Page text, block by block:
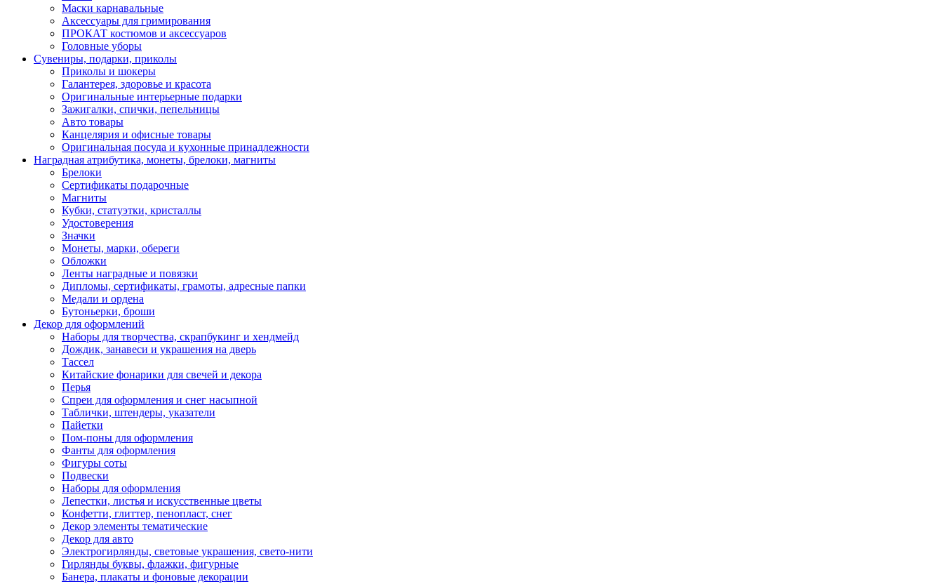
Маски карнавальные
Аксессуары для гримирования
ПРОКАТ костюмов и аксессуаров
Головные уборы
Сувениры, подарки, приколы
Приколы и шокеры
Галантерея, здоровье и красота
Оригинальные интерьерные подарки
Зажигалки, спички, пепельницы
Авто товары
Канцелярия и офисные товары
Оригинальная посуда и кухонные принадлежности
Наградная атрибутика, монеты, брелоки, магниты
Брелоки
Сертификаты подарочные
Магниты
Кубки, статуэтки, кристаллы
Удостоверения
Значки
Монеты, марки, обереги
Обложки
Ленты наградные и повязки
Дипломы, сертификаты, грамоты, адресные папки
Медали и ордена
Бутоньерки, броши
Декор для оформлений
Наборы для творчества, скрапбукинг и хендмейд
Дождик, занавеси и украшения на дверь
Тассел
Китайские фонарики для свечей и декора
Перья
Спреи для оформления и снег насыпной
Таблички, штендеры, указатели
Пайетки
Пом-поны для оформления
Фанты для оформления
Фигуры соты
Подвески
Наборы для оформления
Лепестки, листья и искусственные цветы
Конфетти, глиттер, пенопласт, снег
Декор элементы тематические
Декор для авто
Электрогирлянды, световые украшения, свето-нити
Гирлянды буквы, флажки, фигурные
Банера, плакаты и фоновые декорации